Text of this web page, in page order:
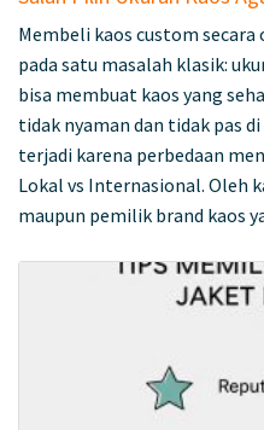
Membeli kaos custom
pada satu masalah klasik:
bisa membuat kaos yang
tidak nyaman dan tidak pas
terjadi karena perbedaan
Lokal vs Internasional. Oleh
maupun pemilik brand kaos